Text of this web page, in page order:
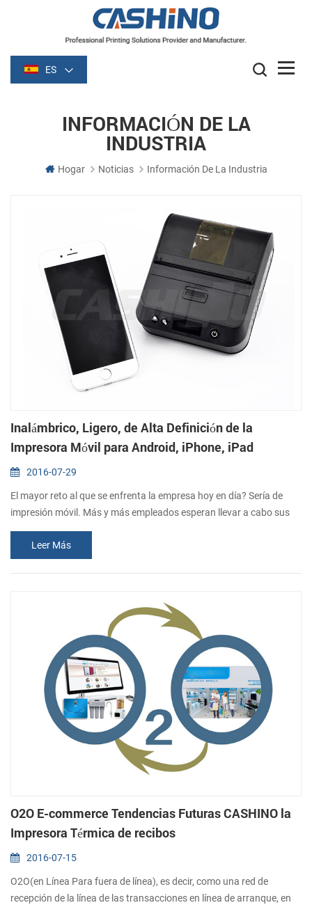
ES
INFORMACIÓN DE LA
INDUSTRIA
Hogar Noticias Información De La Industria
Inalámbrico, Ligero, de Alta Definición de la
Impresora Móvil para Android, iPhone, iPad
2016-07-29
El mayor reto al que se enfrenta la empresa hoy en día? Sería de
impresión móvil. Más y más empleados esperan llevar a cabo sus
negocios en el interior como en el exterior la oficina en lugar de la
oficina a través de smartphones, tabletas, ordenadores portátiles y
netbooks. Así ellos necesitan impresora móvil dispositivos para
Leer Más
O2O E-commerce Tendencias Futuras CASHINO la
Impresora Térmica de recibos
2016-07-15
O2O(en Línea Para fuera de línea), es decir, como una red de
recepción de la línea de las transacciones en línea de arranque, en